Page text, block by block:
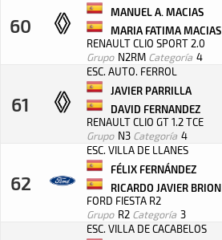
60
MANUEL A. MACIAS
MARIA FATIMA MACIAS
RENAULT CLIO SPORT 2.0
Grupo N2RM Categoría 4
61
ESC. AUTO. FERROL
JAVIER PARRILLA
DAVID FERNANDEZ
RENAULT CLIO GT 1.2 TCE
Grupo N3 Categoría 4
62
ESC. VILLA DE LLANES
FÉLIX FERNÁNDEZ
RICARDO JAVIER BRION
FORD FIESTA R2
Grupo R2 Categoría 3
ESC. VILLA DE CACABELOS